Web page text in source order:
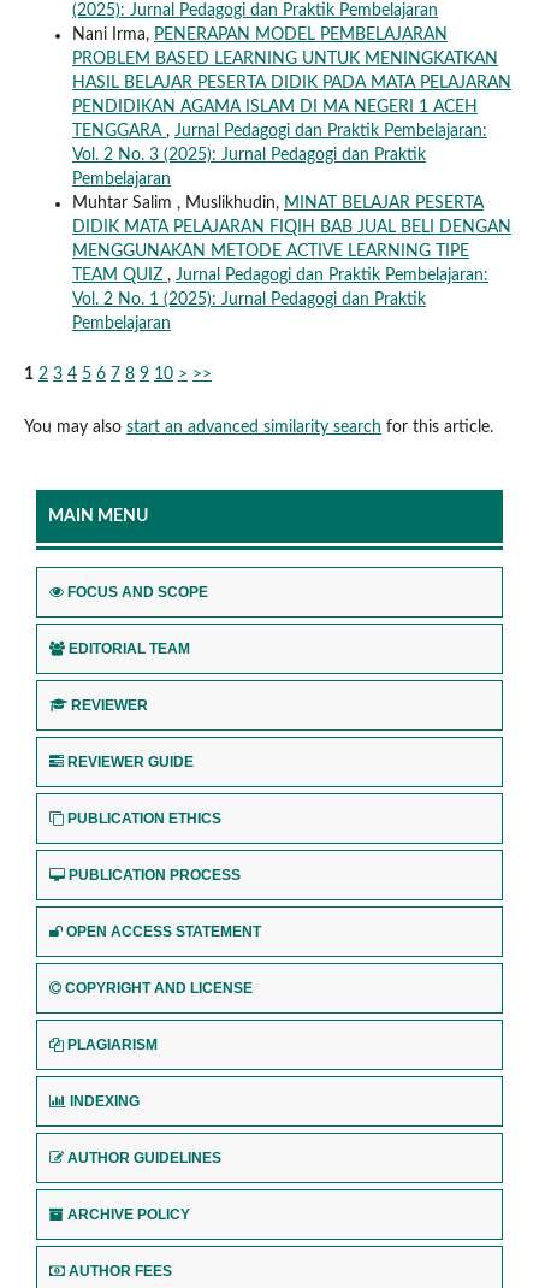
(2025): Jurnal Pedagogi dan Praktik Pembelajaran
Nani Irma, PENERAPAN MODEL PEMBELAJARAN
PROBLEM BASED LEARNING UNTUK MENINGKATKAN
HASIL BELAJAR PESERTA DIDIK PADA MATA PELAJARAN
PENDIDIKAN AGAMA ISLAM DI MA NEGERI 1 ACEH
TENGGARA , Jurnal Pedagogi dan Praktik Pembelajaran:
Vol. 2 No. 3 (2025): Jurnal Pedagogi dan Praktik
Pembelajaran
Muhtar Salim , Muslikhudin, MINAT BELAJAR PESERTA
DIDIK MATA PELAJARAN FIQIH BAB JUAL BELI DENGAN
MENGGUNAKAN METODE ACTIVE LEARNING TIPE
TEAM QUIZ , Jurnal Pedagogi dan Praktik Pembelajaran:
Vol. 2 No. 1 (2025): Jurnal Pedagogi dan Praktik
Pembelajaran
1 2 3 4 5 6 7 8 9 10 > >>
You may also start an advanced similarity search for this article.
MAIN MENU
FOCUS AND SCOPE
EDITORIAL TEAM
REVIEWER
REVIEWER GUIDE
PUBLICATION ETHICS
PUBLICATION PROCESS
OPEN ACCESS STATEMENT
COPYRIGHT AND LICENSE
PLAGIARISM
INDEXING
AUTHOR GUIDELINES
ARCHIVE POLICY
AUTHOR FEES